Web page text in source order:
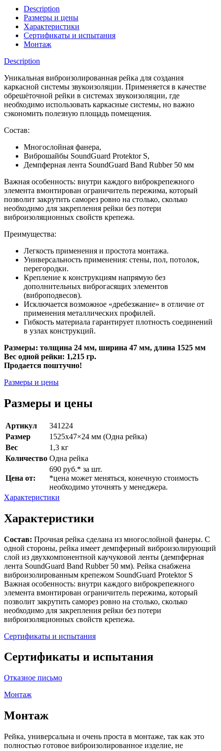
Description
Размеры и цены
Характеристики
Сертификаты и испытания
Монтаж
Description
Уникальная виброизолированная рейка для создания
каркасной системы звукоизоляции. Применяется в качестве
обрешёточной рейки в системах звукоизоляции, где
необходимо использовать каркасные системы, но важно
сэкономить полезную площадь помещения.
Состав:
Многослойная фанера,
Виброшайбы SoundGuard Protektor S,
Демпферная лента SoundGuard Band Rubber 50 мм
Важная особенность: внутри каждого виброкрепежного
элемента вмонтирован ограничитель пережима, который
позволит закрутить саморез ровно на столько, сколько
необходимо для закрепления рейки без потери
виброизоляционных свойств крепежа.
Преимущества:
Легкость применения и простота монтажа.
Универсальность применения: стены, пол, потолок,
перегородки.
Крепление к конструкциям напрямую без
дополнительных виброгасящих элементов
(виброподвесов).
Исключается возможное «дребезжание» в отличие от
применения металлических профилей.
Гибкость материала гарантирует плотность соединений
в узлах конструкций.
Размеры: толщина 24 мм, ширина 47 мм, длина 1525 мм
Вес одной рейки: 1,215 гр.
Продается поштучно!
Размеры и цены
Размеры и цены
Артикул
341224
Размер
1525х47×24 мм (Одна рейка)
Вес
1,3 кг
Количество Одна рейка
Цена от:
690 руб.* за шт.
*цена может меняться, конечную стоимость
необходимо уточнять у менеджера.
Характеристики
Характеристики
Состав: Прочная рейка сделана из многослойной фанеры. С
одной стороны, рейка имеет демпферный виброизолирующий
слой из двухкомпонентной каучуковой ленты (демпферная
лента SoundGuard Band Rubber 50 мм). Рейка снабжена
виброизолированным крепежом SoundGuard Protektor S
Важная особенность: внутри каждого виброкрепежного
элемента вмонтирован ограничитель пережима, который
позволит закрутить саморез ровно на столько, сколько
необходимо для закрепления рейки без потери
виброизоляционных свойств крепежа.
Сертификаты и испытания
Сертификаты и испытания
Отказное письмо
Монтаж
Монтаж
Рейка, универсальна и очень проста в монтаже, так как это
полностью готовое виброизолированное изделие, не